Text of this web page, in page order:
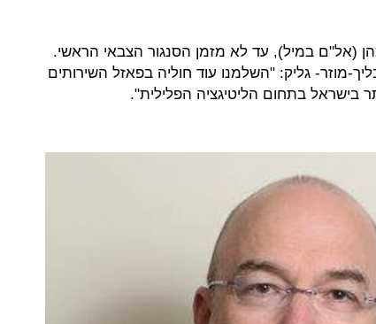
(אל"ם במיל), עד לא מזמן הסנגור הצבאי הראשי.
מוזר- גליק: "השלמנו עוד חוליה בפאזל השירותים
בישראל בתחום הליטיגציה הפלילית".